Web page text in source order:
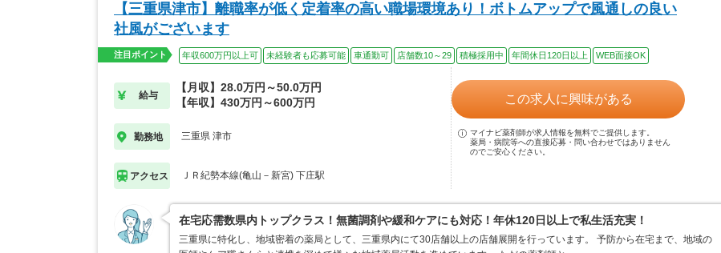
【三重県津市】離職率が低く定着率の高い職場環境あり！ボトムアップで風通しの良い
社風がございます
注目ポイント 年収600万円以上可 未経験者も応募可能 車通勤可 店舗数10～29 積極採用中 年間休日120日以上 WEB面接OK
給与
【月収】28.0万円～50.0万円
【年収】430万円～600万円
勤務地 三重県 津市
アクセス ＪＲ紀勢本線(亀山－新宮) 下庄駅
この求人に興味がある
マイナビ薬剤師が求人情報を無料でご提供します。
薬局・病院等への直接応募・問い合わせではありません
のでご安心ください。
在宅応需数県内トップクラス！無菌調剤や緩和ケアにも対応！年休120日以上で私生活充実！
三重県に特化し、地域密着の薬局として、三重県内にて30店舗以上の店舗展開を行っています。 予防から在宅まで、地域の